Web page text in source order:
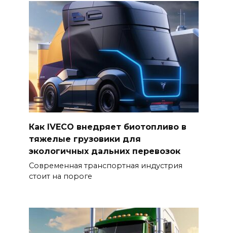
Как IVECO внедряет биотопливо в
тяжелые грузовики для
экологичных дальних перевозок
Современная транспортная индустрия
стоит на пороге